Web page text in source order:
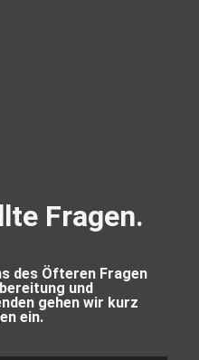
Fragen.
des Öfteren Fragen
und
gehen wir kurz
ein.